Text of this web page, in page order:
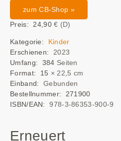
zum CB-Shop »
Preis: 24,90€ (D)
Kategorie: Kinder
Erschienen: 2023
Umfang: 384 Seiten
Format: 15 × 22,5 cm
Einband: Gebunden
Bestellnummer: 271900
ISBN/EAN:978-3-86353-900-9
Erneuert